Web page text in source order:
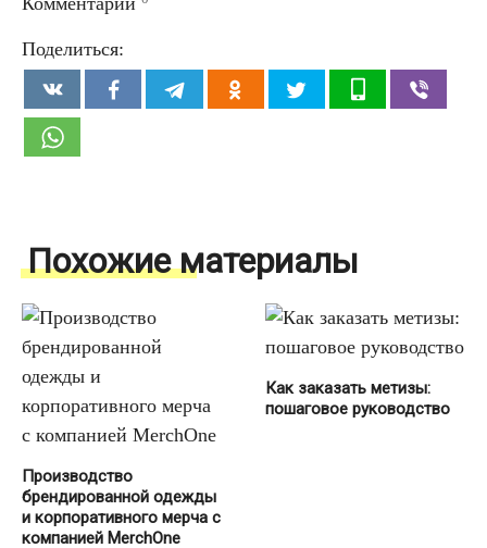
Поделиться:
Похожие материалы
Производство
брендированной одежды
и корпоративного мерча с
компанией MerchOne
Как заказать метизы:
пошаговое руководство